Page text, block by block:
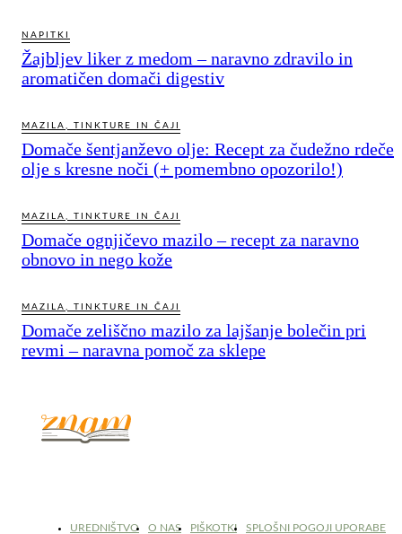
NAPITKI
Žajbljev liker z medom – naravno zdravilo in
aromatičen domači digestiv
MAZILA, TINKTURE IN ČAJI
Domače šentjanževo olje: Recept za čudežno rdeče
olje s kresne noči (+ pomembno opozorilo!)
MAZILA, TINKTURE IN ČAJI
Domače ognjičevo mazilo – recept za naravno
obnovo in nego kože
MAZILA, TINKTURE IN ČAJI
Domače zeliščno mazilo za lajšanje bolečin pri
revmi – naravna pomoč za sklepe
UREDNIŠTVO O NAS PIŠKOTKI SPLOŠNI POGOJI UPORABE